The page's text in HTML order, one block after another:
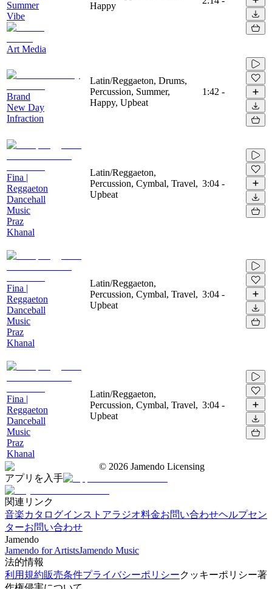
Summer
Vibe
Art Media
Happy
Brand
New Day
Infraction
Latin/Reggaeton, Drums,
Percussion, Summer,
Happy, Upbeat
1:42 -
Fina |
Reggaeton
Dancehall
Music
Praz
Khanal
Latin/Reggaeton,
Percussion, Cymbal, Travel,
Upbeat
3:04 -
Fina |
Reggaeton
Danceball
Music
Praz
Khanal
Latin/Reggaeton,
Percussion, Cymbal, Travel,
Upbeat
3:04 -
Fina |
Reggaeton
Danceball
Music
Praz
Khanal
Latin/Reggaeton,
Percussion, Cymbal, Travel,
Upbeat
3:04 -
© 2026 Jamendo Licensing
アプリを入手
関連リンク
音楽カタログインストアラジオ料金お問い合わせヘルプセン
ターお問い合わせ
Jamendo
Jamendo for ArtistsJamendo Music
法的情報
利用規約販売条件プライバシーポリシークッキーポリシー著